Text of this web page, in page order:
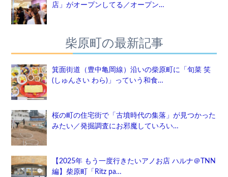
店」がオープンしてる／オープン…
柴原町の最新記事
箕面街道（豊中亀岡線）沿いの柴原町に「旬菜 笑
(しゅんさい わら)」っていう和食…
桜の町の住宅街で「古墳時代の集落」が見つかった
みたい／発掘調査にお邪魔していろい…
【2025年 もう一度行きたいアノお店 ハルナ＠TNN
編】柴原町「Ritz pa…